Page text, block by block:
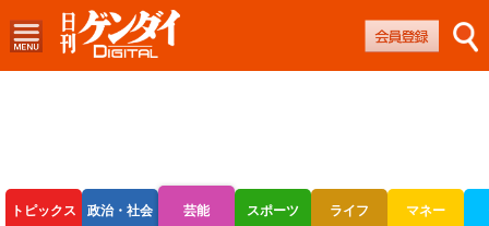
トピックス 政治・社会 芸能 スポーツ ライフ マネー